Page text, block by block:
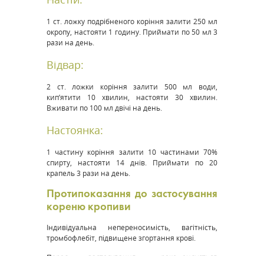
1 ст. ложку подрібненого коріння залити 250 мл
окропу, настояти 1 годину. Приймати по 50 мл 3
рази на день.
Відвар:
2 ст. ложки коріння залити 500 мл води,
кип’ятити 10 хвилин, настояти 30 хвилин.
Вживати по 100 мл двічі на день.
Настоянка:
1 частину коріння залити 10 частинами 70%
спирту, настояти 14 днів. Приймати по 20
крапель 3 рази на день​.
Протипоказання до застосування
кореню кропиви
Індивідуальна непереносимість, вагітність,
тромбофлебіт, підвищене згортання крові​.